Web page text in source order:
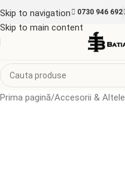
Skip to navigation
Skip to main content
0730 946 692
Prima pagină Accesorii & Altele